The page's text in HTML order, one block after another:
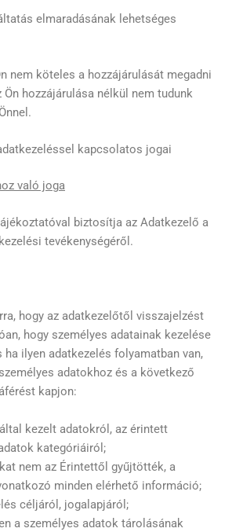
elmaradásának lehetséges
nem köteles a hozzájárulását megadni
Ön hozzájárulása nélkül nem tudunk
kapcsolatos jogai
való joga
biztosítja az Adatkezelő a
tevékenységéről.
hogy az adatkezelőtől visszajelzést
hogy személyes adatainak kezelése
ha ilyen adatkezelés folyamatban van,
adatokhoz és a következő
kapjon:
kezelt adatokról, az érintett
kategóriáiról;
nem az Érintettől gyűjtötték, a
minden elérhető információ;
céljáról, jogalapjáról;
a személyes adatok tárolásának